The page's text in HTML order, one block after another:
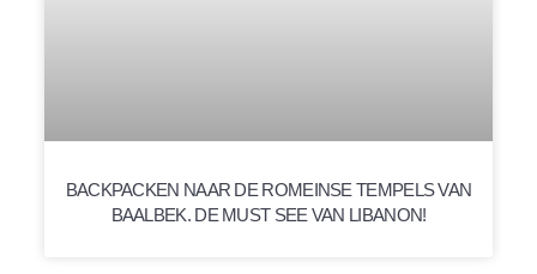
BACKPACKEN NAAR DE ROMEINSE TEMPELS VAN
BAALBEK. DE MUST SEE VAN LIBANON!